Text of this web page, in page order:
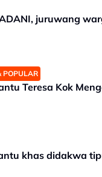
juruwang
POPULAR
Teresa Kok
khas didakwa